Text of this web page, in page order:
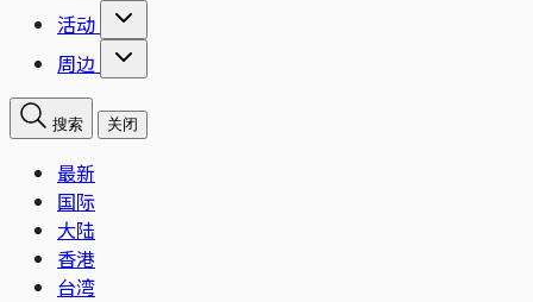
活动
周边
搜索 关闭
最新
国际
大陆
香港
台湾